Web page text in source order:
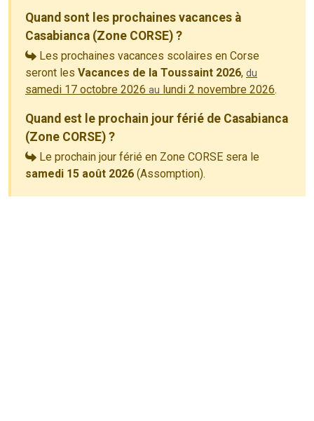
Quand sont les prochaines vacances à
Casabianca (Zone CORSE) ?
Les prochaines vacances scolaires en Corse
seront les Vacances de la Toussaint 2026, du
samedi 17 octobre 2026 au lundi 2 novembre 2026.
Quand est le prochain jour férié de Casabianca
(Zone CORSE) ?
Le prochain jour férié en Zone CORSE sera le
samedi 15 août 2026 (Assomption).